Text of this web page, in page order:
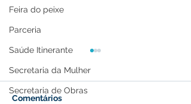
Feira do peixe
Parceria
Saúde Itinerante
Secretaria da Mulher
Secretaria de Obras
Comentários